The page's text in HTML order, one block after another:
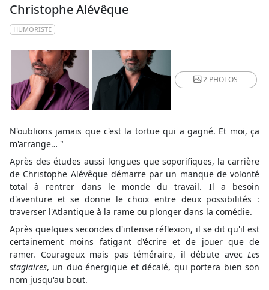
Christophe Alévêque
HUMORISTE
2 PHOTOS
N'oublions jamais que c'est la tortue qui a gagné. Et moi, ça
m'arrange… "
Après des études aussi longues que soporifiques, la carrière
de Christophe Alévêque démarre par un manque de volonté
total à rentrer dans le monde du travail. Il a besoin
d'aventure et se donne le choix entre deux possibilités :
traverser l'Atlantique à la rame ou plonger dans la comédie.
Après quelques secondes d'intense réflexion, il se dit qu'il est
certainement moins fatigant d'écrire et de jouer que de
ramer. Courageux mais pas téméraire, il débute avec Les
stagiaires, un duo énergique et décalé, qui portera bien son
nom jusqu'au bout.